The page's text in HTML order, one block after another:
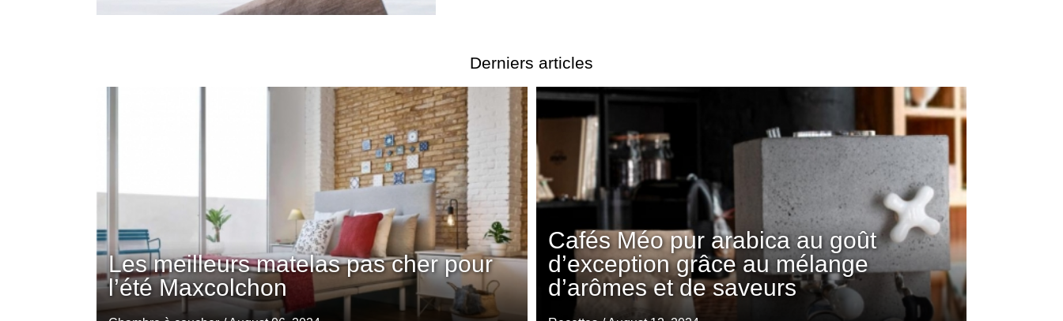
Derniers articles
Cafés Méo pur arabica au goût
d’exception grâce au mélange
d’arômes et de saveurs
Les meilleurs matelas pas cher pour
l’été Maxcolchon